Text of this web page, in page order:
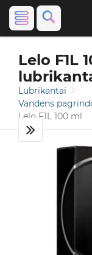
Lelo F1L
Lubrikantai
Vandens
Lelo F1L 100 ml